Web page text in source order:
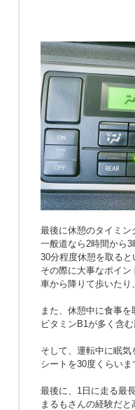
最後に休憩のタイミン
一般道なら2時間から
30分程度休憩を取ると
その際に大事なポイン
車から降りて歩いた
また、休憩中に食事
ビタミンB1が多く含
そして、運転中に眠
シートを30度くらい
最後に、1日に走る最
まるもさんの経験だと